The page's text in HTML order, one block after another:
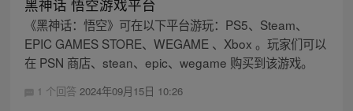
黑神话 悟空游戏平台
《黑神话：悟空》可在以下平台游玩：PS5、Steam、
EPIC GAMES STORE、WEGAME 、Xbox 。玩家们可以
在 PSN 商店、stean、epic、wegame 购买到该游戏。
1 个回答 2024年09月15日 10:26